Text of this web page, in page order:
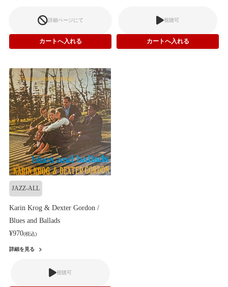
詳細ページにて 視聴可
JAZZ-ALL
Karin Krog & Dexter Gordon /
Blues and Ballads
¥970(税込)
詳細を見る
視聴可